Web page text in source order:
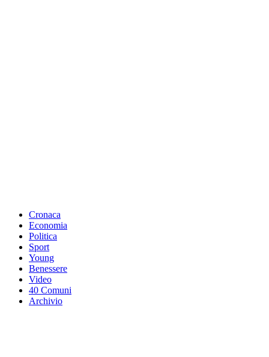
Cronaca
Economia
Politica
Sport
Young
Benessere
Video
40 Comuni
Archivio